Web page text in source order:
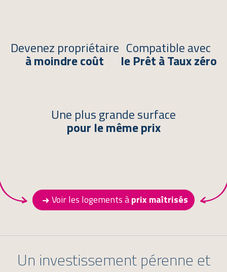
Devenez propriétaire
à moindre coût
Compatible avec
le Prêt à Taux zéro
Une plus grande surface
pour le même prix
Voir les logements àprix maîtrisés
Un investissement pérenne et